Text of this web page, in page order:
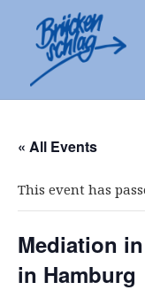
e.V.
« All Events
This event has
Mediation
in Hamburg